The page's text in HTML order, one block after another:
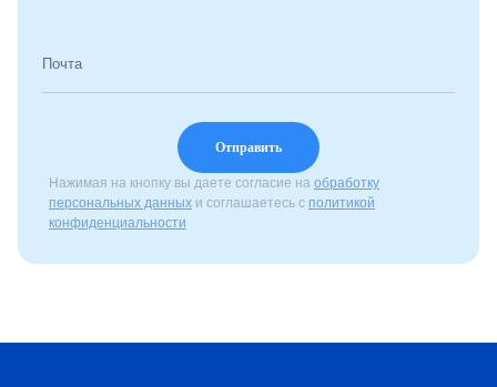
Почта
Нажимая на кнопку вы даете согласие наобработку
персональных данных и соглашаетесь с политикой
конфиденциальности